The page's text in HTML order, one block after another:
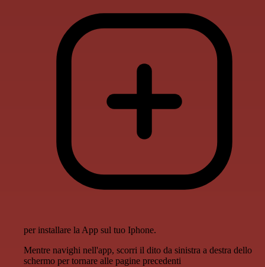
per installare la App sul tuo Iphone.
Mentre navighi nell'app, scorri il dito da sinistra a destra dello
schermo per tornare alle pagine precedenti